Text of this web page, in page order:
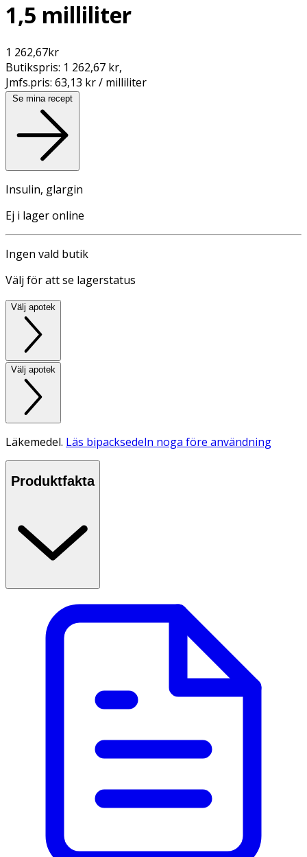
1,5 milliliter
1 262,67kr
Butikspris: 1 262,67 kr,
Jmfs.pris: 63,13 kr / milliliter
Se mina recept
Insulin, glargin
Ej i lager online
Ingen vald butik
Välj för att se lagerstatus
Välj apotek
Välj apotek
Läkemedel. Läs bipacksedeln noga före användning
Produktfakta